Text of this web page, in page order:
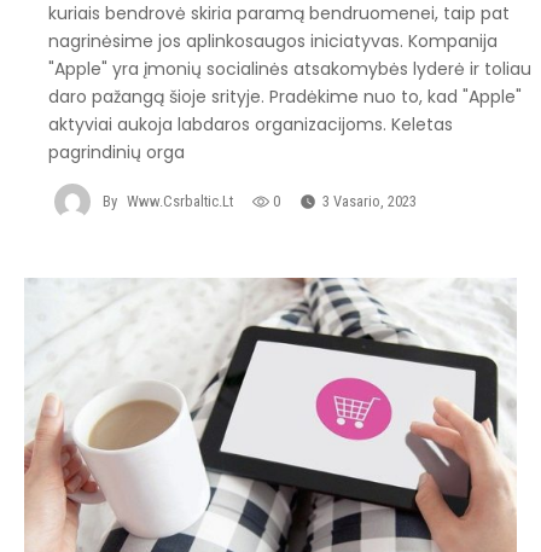
kuriais bendrovė skiria paramą bendruomenei, taip pat
nagrinėsime jos aplinkosaugos iniciatyvas. Kompanija
"Apple" yra įmonių socialinės atsakomybės lyderė ir toliau
daro pažangą šioje srityje. Pradėkime nuo to, kad "Apple"
aktyviai aukoja labdaros organizacijoms. Keletas
pagrindinių orga
By Www.csrbaltic.lt 0 3 Vasario, 2023